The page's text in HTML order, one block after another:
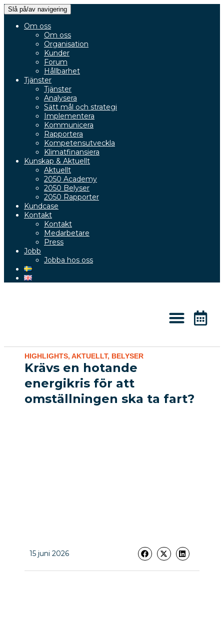
Slå på/av navigering
Om oss
Om oss
Organisation
Kunder
Forum
Hållbarhet
Tjänster
Tjänster
Analysera
Sätt mål och strategi
Implementera
Kommunicera
Rapportera
Kompetensutveckla
Klimatfinansiera
Kunskap & Aktuellt
Aktuellt
2050 Academy
2050 Belyser
2050 Rapporter
Kundcase
Kontakt
Kontakt
Medarbetare
Press
Jobb
Jobba hos oss
HIGHLIGHTS, AKTUELLT, BELYSER
Krävs en hotande
energikris för att
omställningen ska ta fart?
15 juni 2026